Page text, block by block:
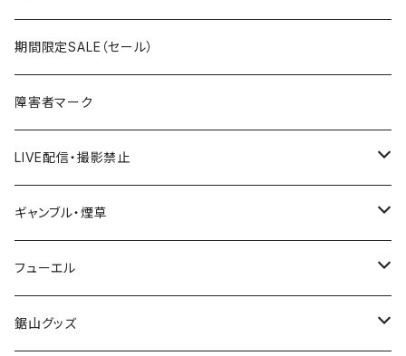
国道600～699号線
国道700～799号線
ROUTE600～699号線
ROUTE700～799号線
ROUTE 600～699号線
ROUTE 700～799号線
ROUTE 100～199号線
ROUTE 600～699号線
ROUTE 700～799号線
宮城県
秋田県
Tシャツ
ステッカー
山形県
福島県
茨城県
栃木県
期間限定SALE（セール）
障害者マーク
LIVE配信・撮影禁止
LIVE配信禁止
撮影禁止
ギャンブル・煙草
ホテルキーホルダー
たばこ・禁煙ステッカー
フューエル
ステッカー
鋸山グッズ